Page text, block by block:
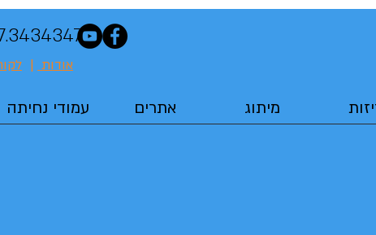
| 054.6372844
אודות |
מיתוג אתרים עמודי נחיתה